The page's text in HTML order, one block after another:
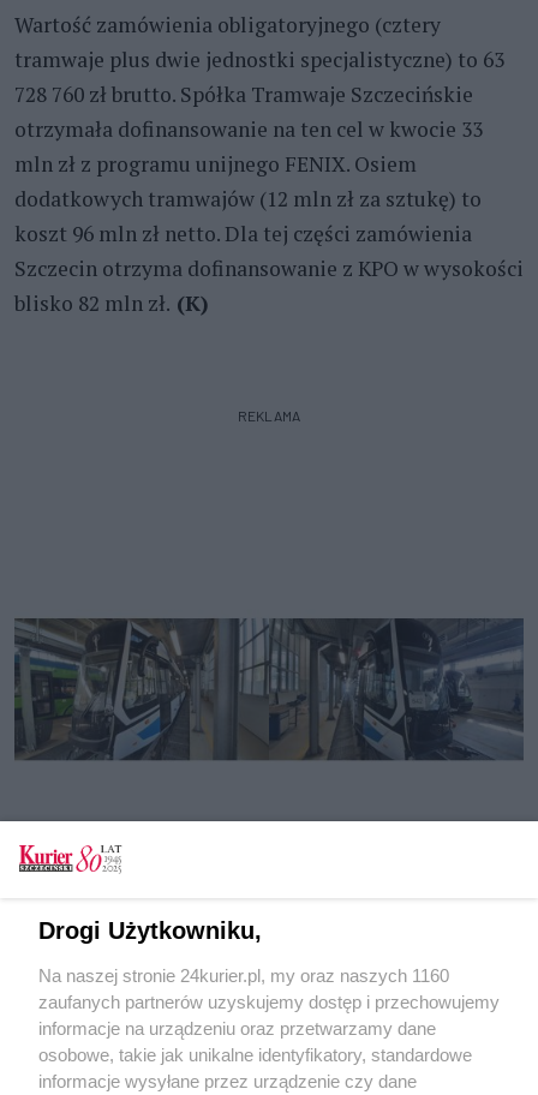
Wartość zamówienia obligatoryjnego (cztery
tramwaje plus dwie jednostki specjalistyczne) to 63
728 760 zł brutto. Spółka Tramwaje Szczecińskie
otrzymała dofinansowanie na ten cel w kwocie 33
mln zł z programu unijnego FENIX. Osiem
dodatkowych tramwajów (12 mln zł za sztukę) to
koszt 96 mln zł netto. Dla tej części zamówienia
Szczecin otrzyma dofinansowanie z KPO w wysokości
blisko 82 mln zł. (K)
REKLAMA
Tylko zalogowani użytkownicy mają możliwość
Zaloguj sięZarejestruj
CZYTAJ TAKŻE
Drogi Użytkowniku,
Na naszej stronie 24kurier.pl, my oraz naszych 1160
zaufanych partnerów uzyskujemy dostęp i przechowujemy
informacje na urządzeniu oraz przetwarzamy dane
osobowe, takie jak unikalne identyfikatory, standardowe
informacje wysyłane przez urządzenie czy dane